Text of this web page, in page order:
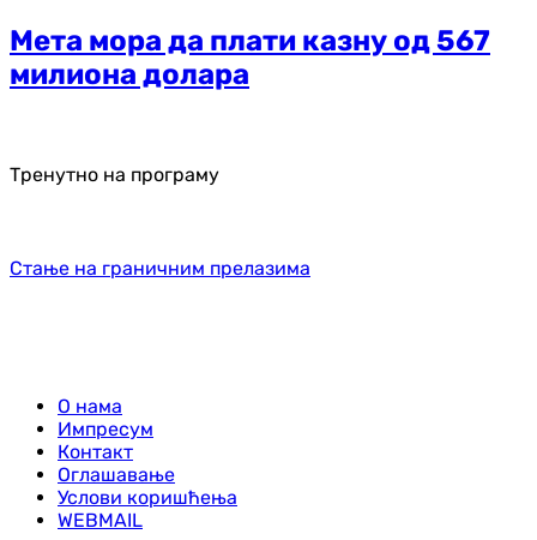
Мета мора да плати казну од 567
милиона долара
Тренутно на програму
Стање на граничним прелазима
О нама
Импресум
Контакт
Оглашавање
Услови коришћења
WEBMAIL